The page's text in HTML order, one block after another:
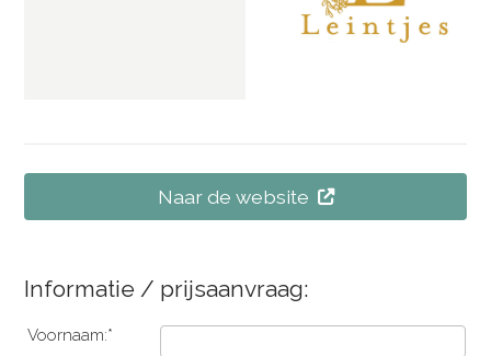
Naar de website
Informatie / prijsaanvraag:
Voornaam:*